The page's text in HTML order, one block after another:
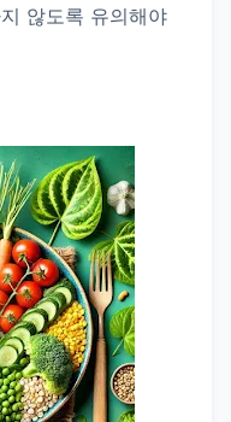
않도록 유의해야